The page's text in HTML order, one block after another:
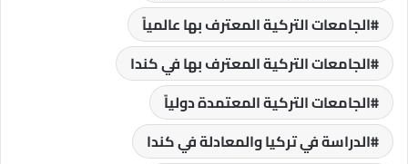
الجامعات التركية المعترف بها عالمياً
الجامعات التركية المعترف بها في كندا
الجامعات التركية المعتمدة دولياً
الدراسة في تركيا والمعادلة في كندا